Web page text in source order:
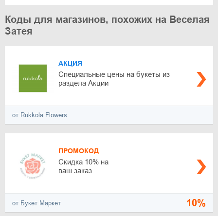
Коды для магазинов, похожих на Веселая
Затея
АКЦИЯ
Специальные цены на букеты из
раздела Акции
от Rukkola Flowers
ПРОМОКОД
Скидка 10% на
ваш заказ
от Букет Маркет 10%